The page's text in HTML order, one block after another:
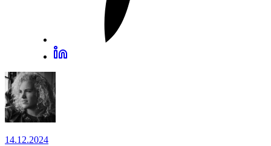
14.12.2024